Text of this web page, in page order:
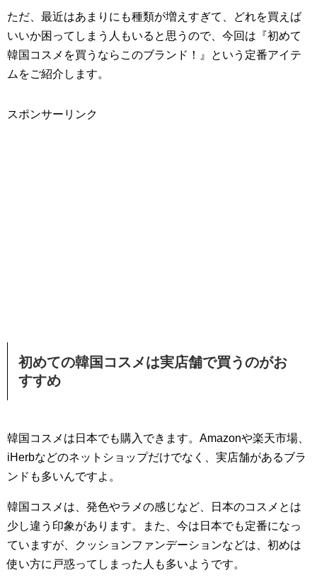
ただ、最近はあまりにも種類が増えすぎて、どれを買えば
いいか困ってしまう人もいると思うので、今回は『初めて
韓国コスメを買うならこのブランド！』という定番アイテ
ムをご紹介します。
スポンサーリンク
初めての韓国コスメは実店舗で買うのがお
すすめ
韓国コスメは日本でも購入できます。Amazonや楽天市場、
iHerbなどのネットショップだけでなく、実店舗があるブラ
ンドも多いんですよ。
韓国コスメは、発色やラメの感じなど、日本のコスメとは
少し違う印象があります。また、今は日本でも定番になっ
ていますが、クッションファンデーションなどは、初めは
使い方に戸惑ってしまった人も多いようです。